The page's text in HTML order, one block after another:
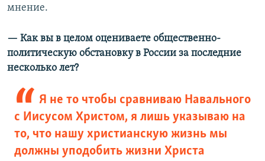
мнение.
— Как вы в целом оцениваете общественно-
политическую обстановку в России за последние
несколько лет?
Я не то чтобы сравниваю Навального
с Иисусом Христом, я лишь указываю на
то, что нашу христианскую жизнь мы
должны уподобить жизни Христа